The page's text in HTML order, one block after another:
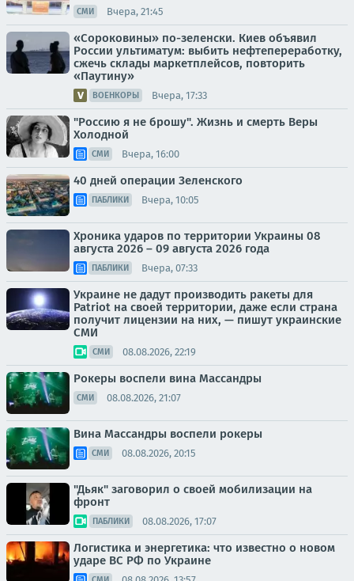
СМИ Вчера, 21:45
«Сороковины» по-зеленски. Киев объявил
России ультиматум: выбить нефтепереработку,
сжечь склады маркетплейсов, повторить
«Паутину»
ВОЕНКОРЫ Вчера, 17:33
"Россию я не брошу". Жизнь и смерть Веры
Холодной
СМИ Вчера, 16:00
40 дней операции Зеленского
ПАБЛИКИ Вчера, 10:05
Хроника ударов по территории Украины 08
августа 2026 – 09 августа 2026 года
ПАБЛИКИ Вчера, 07:33
Украине не дадут производить ракеты для
Patriot на своей территории, даже если страна
получит лицензии на них, — пишут украинские
СМИ
СМИ 08.08.2026, 22:19
Рокеры воспели вина Массандры
СМИ 08.08.2026, 21:07
Вина Массандры воспели рокеры
СМИ 08.08.2026, 20:15
"Дьяк" заговорил о своей мобилизации на
фронт
ПАБЛИКИ 08.08.2026, 17:07
Логистика и энергетика: что известно о новом
ударе ВС РФ по Украине